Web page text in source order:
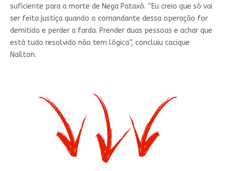
suficiente para a morte de Nega Pataxó. “Eu creio que só vai
ser feita justiça quando o comandante dessa operação for
demitido e perder a farda. Prender duas pessoas e achar que
está tudo resolvido não tem lógica”, concluiu cacique
Naílton.